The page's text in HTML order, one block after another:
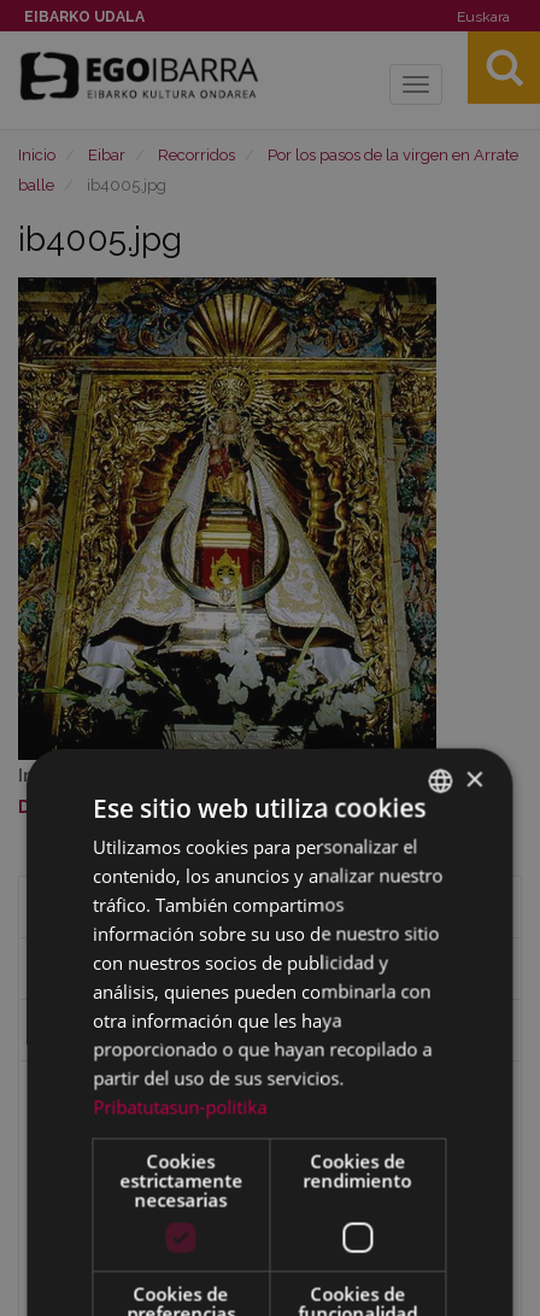
EIBARKO UDALA Euskara
Toggle
Inicio Eibar Recorridos
Por los pasos de la virgen en Arrate
balle
ib4005.jpg
ib4005.jpg
Imagen a tamaño completo:
Visualizar
Descargar
Historia de Eibar
Caseríos y valles
Los mojones o ‘mugarris’ de Eibar
Recorridos
Conociendo el patrimonio histórico-artístico de Eibar
De Arrate a Aginaga
Por los pasos de la virgen en Arrate balle
1.- Salida: Ermita de Azitain
2.- Palacio Untzueta
BASQUE
SPANISH
×
Ese sitio web utiliza cookies
Utilizamos cookies para personalizar el
contenido, los anuncios y analizar nuestro
tráfico. También compartimos
información sobre su uso de nuestro sitio
con nuestros socios de publicidad y
análisis, quienes pueden combinarla con
otra información que les haya
proporcionado o que hayan recopilado a
partir del uso de sus servicios.
Pribatutasun-politika
Cookies
estrictamente
necesarias
Cookies de
rendimiento
Cookies de
Cookies de